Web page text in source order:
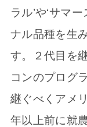
ラル’や‘サマ
ナル品種を生
す。２代目を
コンのプログ
継ぐべくアメ
年以上前に就